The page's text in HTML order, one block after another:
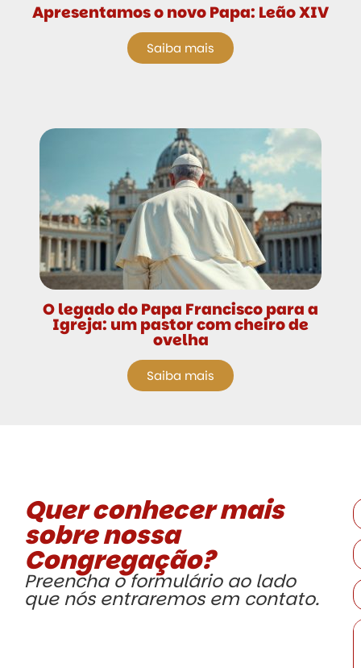
Apresentamos o novo Papa: Leão XIV
Saiba mais
O legado do Papa Francisco para a
Igreja: um pastor com cheiro de
ovelha
Saiba mais
Quer conhecer mais
sobre nossa
Congregação?
Preencha o formulário ao lado
que nós entraremos em contato.